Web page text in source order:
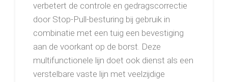
verbetert de controle en gedragscorrectie
door Stop-Pull-besturing bij gebruik in
combinatie met een tuig een bevestiging
aan de voorkant op de borst. Deze
multifunctionele lijn doet ook dienst als een
verstelbare vaste lijn met veelzijdige